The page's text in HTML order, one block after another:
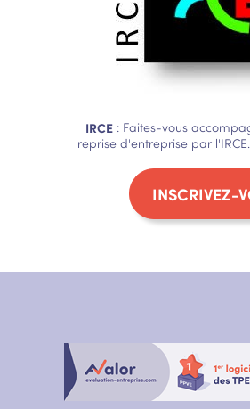
IRCE: Faites-vous
reprise d'entreprise par
INSCRIVEZ-